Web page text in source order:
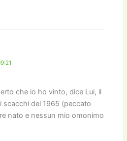
che io ho vinto, dice Lui, il
scacchi del 1965 (peccato
nato e nessun mio omonimo